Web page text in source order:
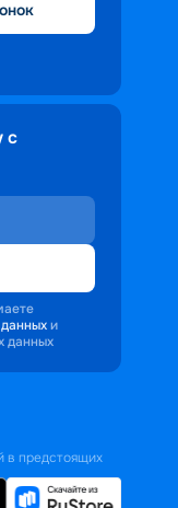
с
и
данных
в предстоящих